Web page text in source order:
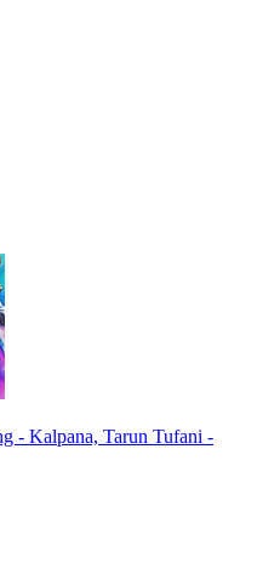
- Kalpana, Tarun Tufani -